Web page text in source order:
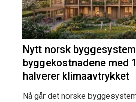
Nytt norsk
byggekostnadene med
halverer klimaavtrykket
Nå går det norske